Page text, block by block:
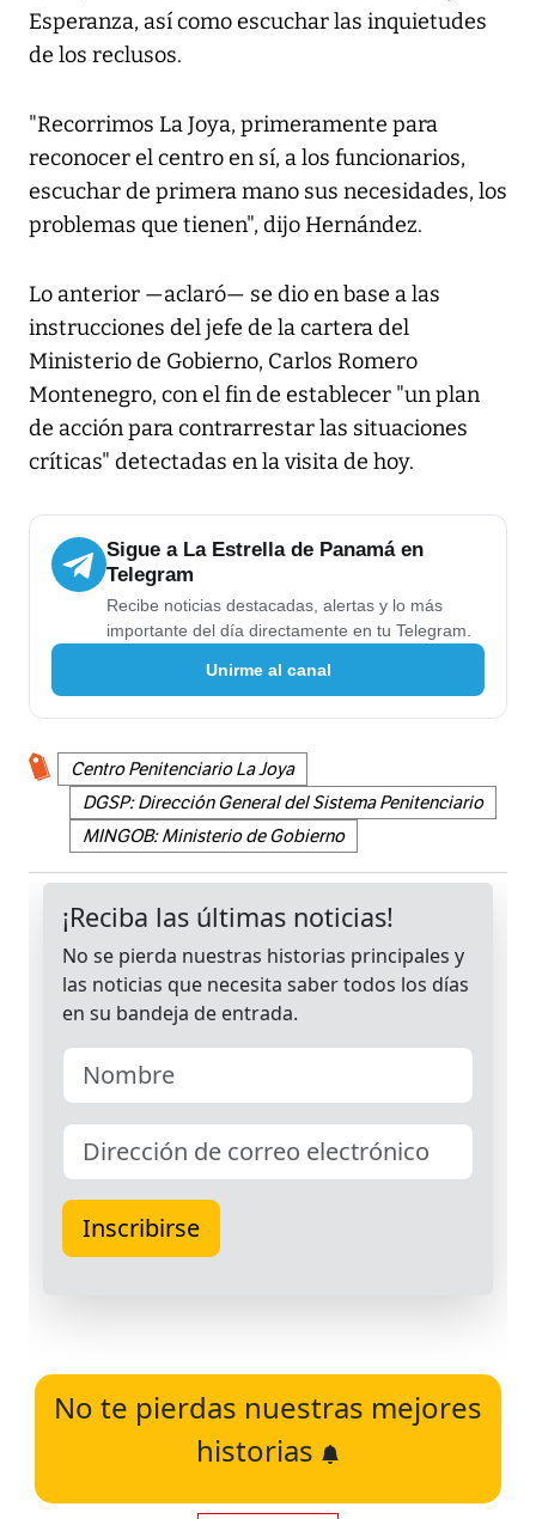
Esperanza, así como escuchar las inquietudes
de los reclusos.
"Recorrimos La Joya, primeramente para
reconocer el centro en sí, a los funcionarios,
escuchar de primera mano sus necesidades, los
problemas que tienen", dijo Hernández.
Lo anterior —aclaró— se dio en base a las
instrucciones del jefe de la cartera del
Ministerio de Gobierno, Carlos Romero
Montenegro, con el fin de establecer "un plan
de acción para contrarrestar las situaciones
críticas" detectadas en la visita de hoy.
Sigue a La Estrella de Panamá en
Telegram
Recibe noticias destacadas, alertas y lo más
importante del día directamente en tu Telegram.
Unirme al canal
Centro Penitenciario La Joya
DGSP: Dirección General del Sistema Penitenciario
MINGOB: Ministerio de Gobierno
No te pierdas nuestras mejores
historias